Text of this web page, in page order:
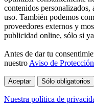
contenidos personalizados,
uso. También podemos
proveedores externos y
publicidad online, sólo si
Antes de dar tu
nuestro Aviso de
Aceptar Sólo obligatorios
Nuestra política de